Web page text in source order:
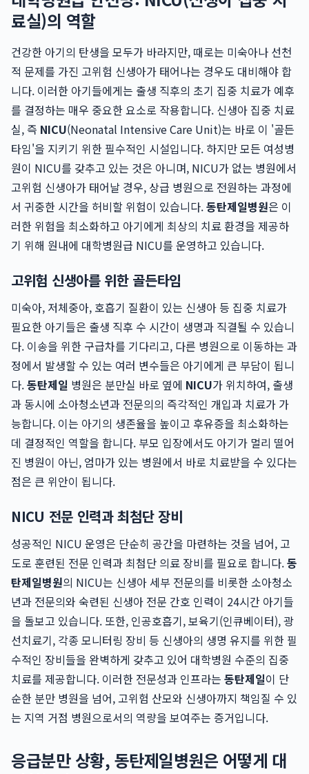
료실)의 역할
건강한 아기의 탄생을 모두가 바라지만, 때로는 미숙아나 선천
적 문제를 가진 고위험 신생아가 태어나는 경우도 대비해야 합
니다. 이러한 아기들에게는 출생 직후의 초기 집중 치료가 예후
를 결정하는 매우 중요한 요소로 작용합니다. 신생아 집중 치료
실, 즉 NICU(Neonatal Intensive Care Unit)는 바로 이 '골든
타임'을 지키기 위한 필수적인 시설입니다. 하지만 모든 여성병
원이 NICU를 갖추고 있는 것은 아니며, NICU가 없는 병원에서
고위험 신생아가 태어날 경우, 상급 병원으로 전원하는 과정에
서 귀중한 시간을 허비할 위험이 있습니다.동탄제일병원은 이
러한 위험을 최소화하고 아기에게 최상의 치료 환경을 제공하
기 위해 원내에 대학병원급 NICU를 운영하고 있습니다.
고위험 신생아를 위한 골든타임
미숙아, 저체중아, 호흡기 질환이 있는 신생아 등 집중 치료가
필요한 아기들은 출생 직후 수 시간이 생명과 직결될 수 있습니
다. 이송을 위한 구급차를 기다리고, 다른 병원으로 이동하는 과
정에서 발생할 수 있는 여러 변수들은 아기에게 큰 부담이 됩니
다.동탄제일 병원은 분만실 바로 옆에 NICU가 위치하여, 출생
과 동시에 소아청소년과 전문의의 즉각적인 개입과 치료가 가
능합니다. 이는 아기의 생존율을 높이고 후유증을 최소화하는
데 결정적인 역할을 합니다. 부모 입장에서도 아기가 멀리 떨어
진 병원이 아닌, 엄마가 있는 병원에서 바로 치료받을 수 있다는
점은 큰 위안이 됩니다.
NICU 전문 인력과 최첨단 장비
성공적인 NICU 운영은 단순히 공간을 마련하는 것을 넘어, 고
도로 훈련된 전문 인력과 최첨단 의료 장비를 필요로 합니다.동
탄제일병원의 NICU는 신생아 세부 전문의를 비롯한 소아청소
년과 전문의와 숙련된 신생아 전문 간호 인력이 24시간 아기들
을 돌보고 있습니다. 또한, 인공호흡기, 보육기(인큐베이터), 광
선치료기, 각종 모니터링 장비 등 신생아의 생명 유지를 위한 필
수적인 장비들을 완벽하게 갖추고 있어 대학병원 수준의 집중
치료를 제공합니다. 이러한 전문성과 인프라는 동탄제일이 단
순한 분만 병원을 넘어, 고위험 산모와 신생아까지 책임질 수 있
는 지역 거점 병원으로서의 역량을 보여주는 증거입니다.
응급분만 상황, 동탄제일병원은 어떻게 대